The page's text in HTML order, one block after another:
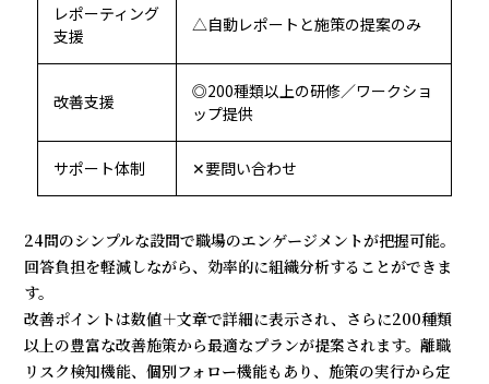
レポーティング
支援
△自動レポートと施策の提案のみ
改善支援
◎200種類以上の研修／ワークショ
ップ提供
サポート体制 ✕要問い合わせ
24問のシンプルな設問で職場のエンゲージメントが把握可能。
回答負担を軽減しながら、効率的に組織分析することができま
す。
改善ポイントは数値＋文章で詳細に表示され、さらに200種類
以上の豊富な改善施策から最適なプランが提案されます。離職
リスク検知機能、個別フォロー機能もあり、施策の実行から定